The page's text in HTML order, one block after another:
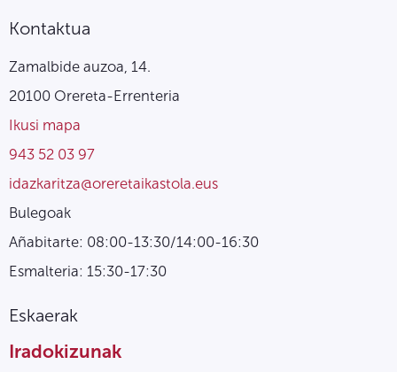
Kontaktua
Zamalbide auzoa, 14.
20100 Orereta-Errenteria
Ikusi mapa
943 52 03 97
idazkaritza@oreretaikastola.eus
Bulegoak
Añabitarte: 08:00-13:30/14:00-16:30
Esmalteria: 15:30-17:30
Eskaerak
Iradokizunak